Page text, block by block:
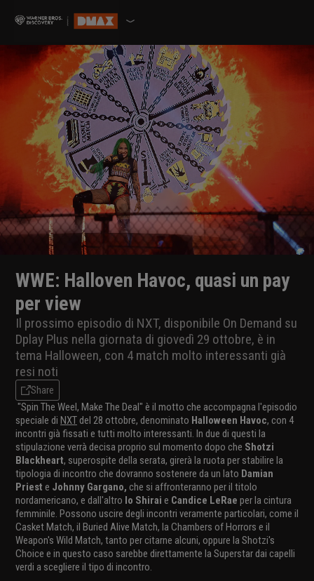
WWE: Halloven Havoc, quasi un pay
per view
Il prossimo episodio di NXT, disponibile On Demand su
Dplay Plus nella giornata di giovedì 29 ottobre, è in
tema Halloween, con 4 match molto interessanti già
resi noti
Share
"Spin The Weel, Make The Deal" è il motto che accompagna l'episodio
speciale di NXTdel 28 ottobre, denominato Halloween Havoc, con 4
incontri già fissati e tutti molto interessanti. In due di questi la
stipulazione verrà decisa proprio sul momento dopo che Shotzi
Blackheart, superospite della serata, girerà la ruota per stabilire la
tipologia di incontro che dovranno sostenere da un lato Damian
Priest e Johnny Gargano, che si affronteranno per il titolo
nordamericano, e dall'altro Io Shirai e Candice LeRae per la cintura
femminile. Possono uscire degli incontri veramente particolari, come il
Casket Match, il Buried Alive Match, la Chambers of Horrors e il
Weapon's Wild Match, tanto per citarne alcuni, oppure la Shotzi's
Choice e in questo caso sarebbe direttamente la Superstar dai capelli
verdi a scegliere il tipo di incontro.